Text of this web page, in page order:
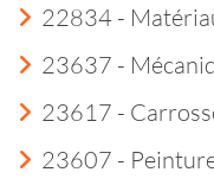
22834 -
23637 -
23617 -
23607 -